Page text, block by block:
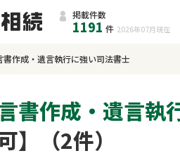
掲載件数
1191 件 2026年07月 現在
書作成・遺言執行に強い司法書士
書作成・遺言執
】（2件）